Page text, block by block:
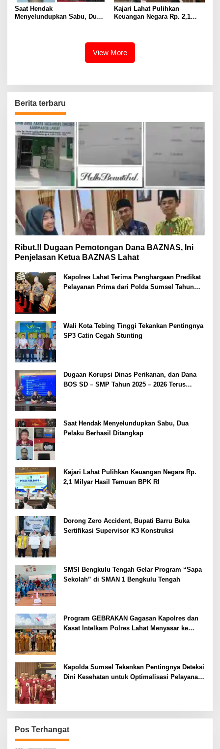
Saat Hendak
Menyelundupkan Sabu, Dua
Kajari Lahat Pulihkan
Keuangan Negara Rp. 2,1
View More
Berita terbaru
Ribut.!! Dugaan Pemotongan Dana BAZNAS, Ini
Penjelasan Ketua BAZNAS Lahat
Kapolres Lahat Terima Penghargaan Predikat
Pelayanan Prima dari Polda Sumsel Tahun
Wali Kota Tebing Tinggi Tekankan Pentingnya
SP3 Catin Cegah Stunting
Dugaan Korupsi Dinas Perikanan, dan Dana
BOS SD – SMP Tahun 2025 – 2026 Terus
Saat Hendak Menyelundupkan Sabu, Dua
Pelaku Berhasil Ditangkap
Kajari Lahat Pulihkan Keuangan Negara Rp.
2,1 Milyar Hasil Temuan BPK RI
Dorong Zero Accident, Bupati Barru Buka
Sertifikasi Supervisor K3 Konstruksi
SMSI Bengkulu Tengah Gelar Program “Sapa
Sekolah” di SMAN 1 Bengkulu Tengah
Program GEBRAKAN Gagasan Kapolres dan
Kasat Intelkam Polres Lahat Menyasar ke
Kapolda Sumsel Tekankan Pentingnya Deteksi
Dini Kesehatan untuk Optimalisasi Pelayanan
Pos Terhangat